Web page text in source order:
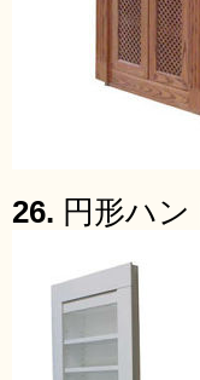
26. 円形ハ